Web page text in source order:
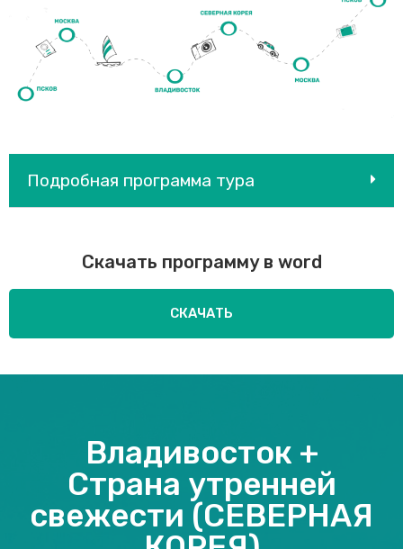
Подробная программа тура
Скачать программу в word
СКАЧАТЬ
Владивосток +
Страна утренней
свежести (СЕВЕРНАЯ